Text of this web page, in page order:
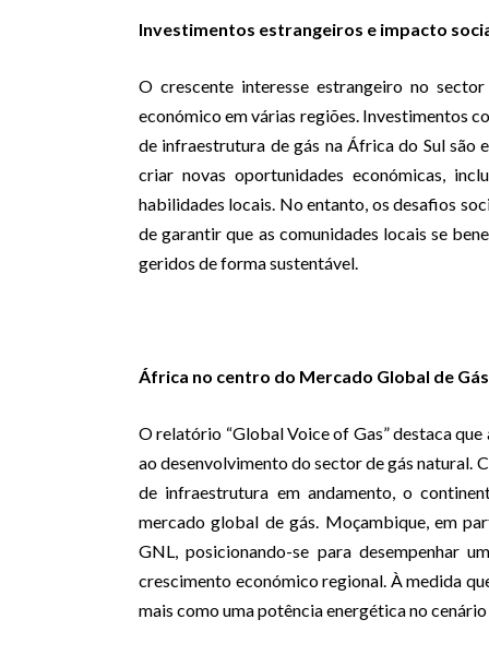
Investimentos estrangeiros e impacto
O crescente interesse estrangeiro no
económico em várias regiões. Investimentos
de infraestrutura de gás na África do Sul são
criar novas oportunidades económicas,
habilidades locais. No entanto, os desafios
de garantir que as comunidades locais se
geridos de forma sustentável.
África no centro do Mercado Global de Gás
O relatório “Global Voice of Gas” destaca
ao desenvolvimento do sector de gás natural.
de infraestrutura em andamento, o
mercado global de gás. Moçambique, em
GNL, posicionando-se para desempenhar
crescimento económico regional. À medida
mais como uma potência energética no